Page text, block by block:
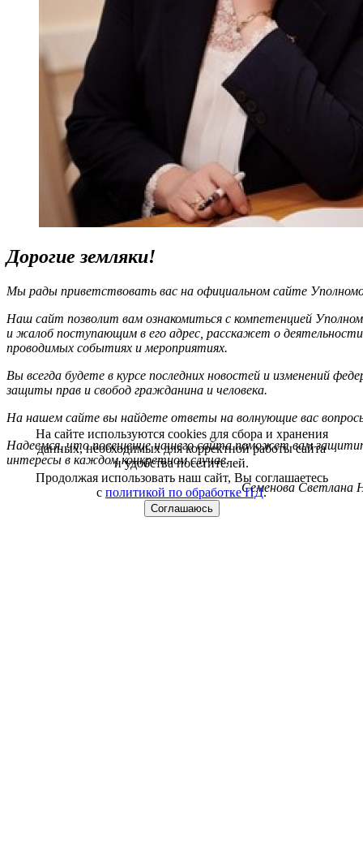
Дорогие земляки!
Мы рады приветствовать вас на официальном сайте
Наш сайт позволит вам ознакомиться с компетенцией
и жалоб поступающим в его адрес, расскажет о
проводимых событиях и мероприятиях.
Вы всегда будете в курсе последних новостей и изменений
защиты прав и свобод гражданина и человека.
На нашем сайте вы найдете ответы на волнующие вас
Надеемся, что посещение нашего сайта поможет вам
интересы в каждом конкретном случае.
Семенова Светлана
На сайте используются cookies для сбора и хранения
данных, необходимых для корректной работы сайта
и удобства посетителей.
Продолжая использовать наш сайт, Вы соглашаетесь
с политикой по обработке ПД.
Соглашаюсь